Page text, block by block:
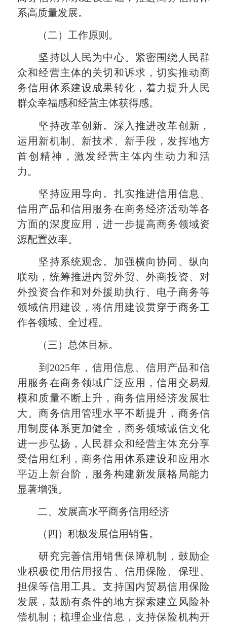
系高质量发展。
（二）工作原则。
坚持以人民为中心。紧密围绕人民群
众和经营主体的关切和诉求，切实推动商
务信用体系建设成果转化，着力提升人民
群众幸福感和经营主体获得感。
坚持改革创新。深入推进改革创新，
运用新机制、新技术、新手段，发挥地方
首创精神，激发经营主体内生动力和活
力。
坚持应用导向。扎实推进信用信息、
信用产品和信用服务在商务经济活动等各
方面的深度应用，进一步提高商务领域资
源配置效率。
坚持系统观念。加强横向协同、纵向
联动，统筹推进内贸外贸、外商投资、对
外投资合作和对外援助执行、电子商务等
领域信用建设，将信用建设贯穿于商务工
作各领域、全过程。
（三）总体目标。
到2025年，信用信息、信用产品和信
用服务在商务领域广泛应用，信用交易规
模和质量不断上升，商务信用经济发展壮
大。商务信用管理水平不断提升，商务信
用制度体系更加健全，商务领域诚信文化
进一步弘扬，人民群众和经营主体充分享
受信用红利，商务信用体系建设和应用水
平迈上新台阶，服务构建新发展格局能力
显著增强。
二、发展高水平商务信用经济
（四）积极发展信用销售。
研究完善信用销售保障机制，鼓励企
业积极使用信用报告、信用保险、保理、
担保等信用工具。支持国内贸易信用保险
发展，鼓励有条件的地方探索建立风险补
偿机制；梳理企业信息，支持保险机构开